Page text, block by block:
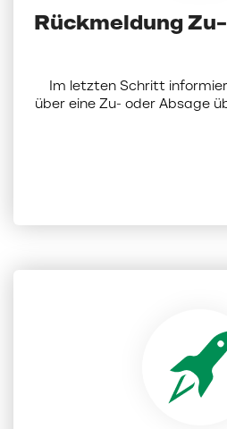
Rückmeldung
Im letzten Schritt
über eine Zu- oder Absage